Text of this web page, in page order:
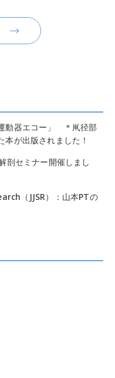
動器エコー」 ＊鼡径部
が出版されました！
剖セミナー開催しまし
（JJSR）：山本PTの